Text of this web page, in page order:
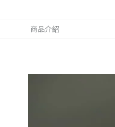
商品介紹